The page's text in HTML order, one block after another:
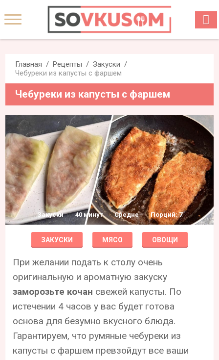
Главная Рецепты
Закуски
Чебуреки из капусты с фаршем
Чебуреки из капусты с фаршем
Закуски 40 минут Средне Порций: 7
ЗАКУСКИ МЯСО ОВОЩИ
При желании подать к столу очень
оригинальную и ароматную закуску
заморозьте кочан свежей капусты. По
истечении 4 часов у вас будет готова
основа для безумно вкусного блюда.
Гарантируем, что румяные чебуреки из
капусты с фаршем превзойдут все ваши